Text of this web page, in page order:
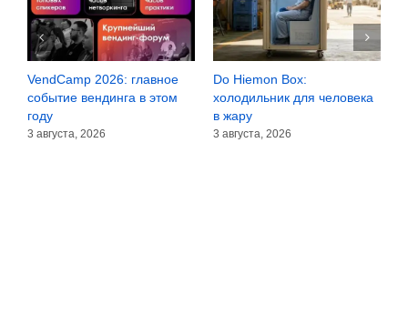
2026: главное
вендинга в этом
2026
Do Hiemon Box:
холодильник для человека
3 августа, 2026
зёрнах